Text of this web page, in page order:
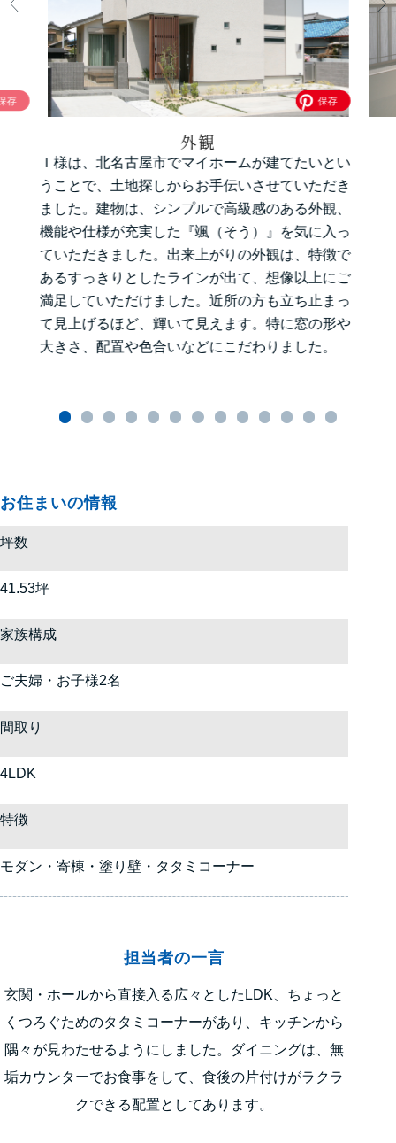
外観
Ｉ様は、北名古屋市でマイホームが建てたいとい
うことで、土地探しからお手伝いさせていただき
ました。建物は、シンプルで高級感のある外観、
機能や仕様が充実した『颯（そう）』を気に入っ
ていただきました。出来上がりの外観は、特徴で
あるすっきりとしたラインが出て、想像以上にご
満足していただけました。近所の方も立ち止まっ
て見上げるほど、輝いて見えます。特に窓の形や
大きさ、配置や色合いなどにこだわりました。
お住まいの情報
坪数
41.53坪
家族構成
ご夫婦・お子様2名
間取り
4LDK
特徴
モダン・寄棟・塗り壁・タタミコーナー
担当者の一言
玄関・ホールから直接入る広々としたLDK、ちょっと
くつろぐためのタタミコーナーがあり、キッチンから
隅々が見わたせるようにしました。ダイニングは、無
垢カウンターでお食事をして、食後の片付けがラクラ
クできる配置としてあります。